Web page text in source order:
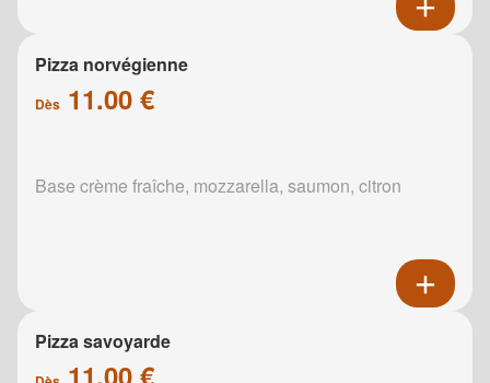
Pizza norvégienne
Dès 11.00 €
Base crème fraîche, mozzarella, saumon, citron
Pizza savoyarde
11.00 €